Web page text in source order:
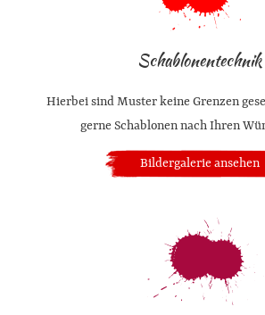
Schablonentechnik
Hierbei sind Muster keine Grenzen
gerne Schablonen nach Ihren
Bildergalerie ansehen